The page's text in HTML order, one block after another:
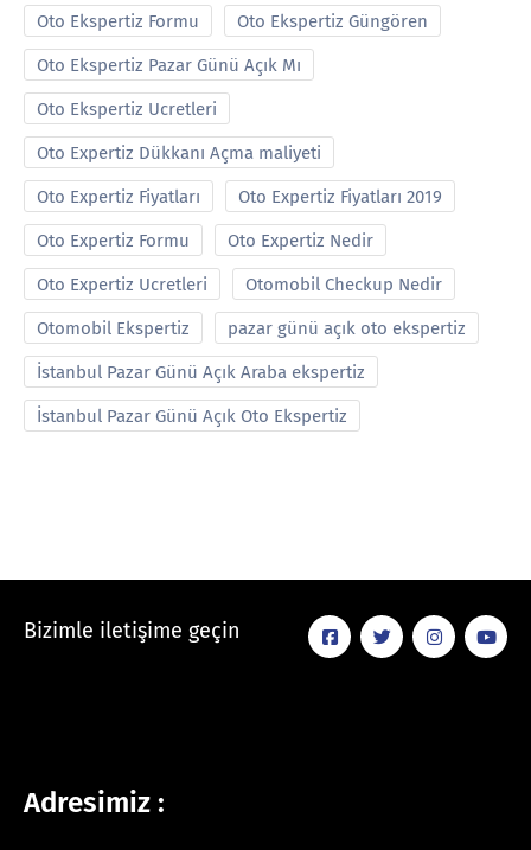
Oto Ekspertiz Formu Oto Ekspertiz Güngören
Oto Ekspertiz Pazar Günü Açık Mı
Oto Ekspertiz Ucretleri
Oto Expertiz Dükkanı Açma maliyeti
Oto Expertiz Fiyatları Oto Expertiz Fiyatları 2019
Oto Expertiz Formu Oto Expertiz Nedir
Oto Expertiz Ucretleri Otomobil Checkup Nedir
Otomobil Ekspertiz pazar günü açık oto ekspertiz
İstanbul Pazar Günü Açık Araba ekspertiz
İstanbul Pazar Günü Açık Oto Ekspertiz
Bizimle iletişime geçin
Adresimiz :